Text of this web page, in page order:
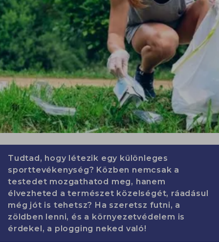
Tudtad, hogy létezik egy különleges
sporttevékenység? Közben nemcsak a
testedet mozgathatod meg, hanem
élvezheted a természet közelségét, ráadásul
még jót is tehetsz? Ha szeretsz futni, a
zöldben lenni, és a környezetvédelem is
érdekel, a plogging neked való!